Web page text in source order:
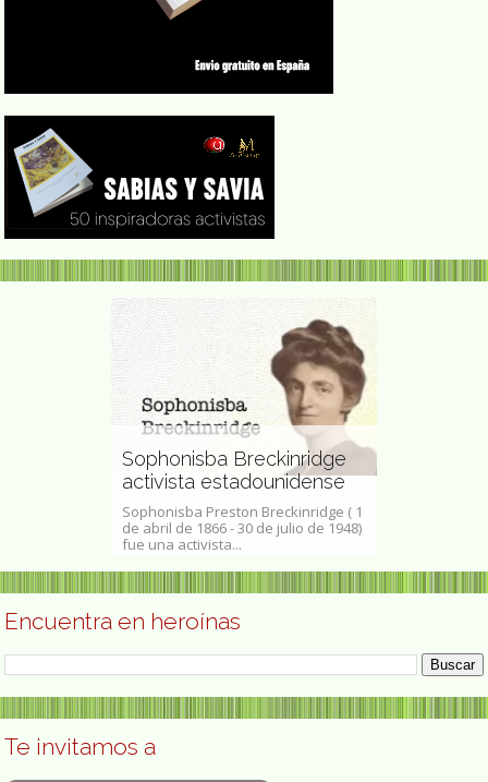
Sophonisba Breckinridge
activista estadounidense
Sophonisba Preston Breckinridge ( 1
de abril de 1866 - 30 de julio de 1948)
fue una activista...
Encuentra en heroínas
Te invitamos a